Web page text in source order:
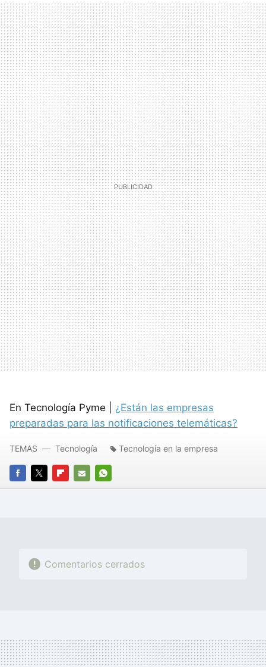
En Tecnología Pyme | ¿Están las empresas
preparadas para las notificaciones telemáticas?
FACEBOOK
TWITTERFLIPBOARD
E-
WHATSAPP
TEMAS Tecnología Tecnología en la empresa
Comentarios cerrados